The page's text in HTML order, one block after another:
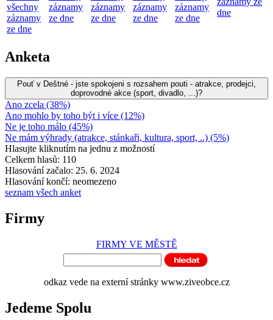
všechny
záznamy
ze dne
záznamy
ze dne
záznamy
ze dne
záznamy
ze dne
záznamy
ze dne
dne
Anketa
Pouť v Deštné - jste spokojeni s rozsahem pouti - atrakce, prodejci,
doprovodné akce (sport, divadlo, ...)?
Ano zcela (38%)
Ano mohlo by toho být i více (12%)
Ne je toho málo (45%)
Ne mám výhrady (atrakce, stánkaři, kultura, sport, ..) (5%)
Hlasujte kliknutím na jednu z možností
Celkem hlasů: 110
Hlasování začalo: 25. 6. 2024
Hlasování končí: neomezeno
seznam všech anket
Firmy
FIRMY VE MĚSTĚ
odkaz vede na externí stránky www.ziveobce.cz
Jedeme Spolu